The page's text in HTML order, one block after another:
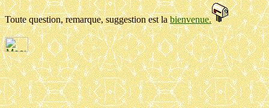
Toute question, remarque, suggestion est labienvenue.